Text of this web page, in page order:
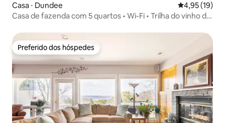
Casa ⋅ Dundee 4,95 de uma
4,95 (19)
Casa de fazenda com 5 quartos • Wi-Fi • Trilha do vinho do
Preferido dos hóspedes
Preferido dos hóspedes